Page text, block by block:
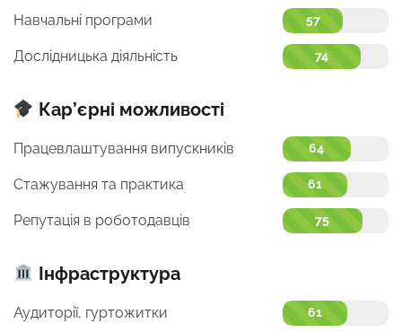
Навчальні програми 57
Дослідницька діяльність 74
Кар’єрні можливості
Працевлаштування випускників 64
Стажування та практика 61
Репутація в роботодавців 75
Інфраструктура
Аудиторії, гуртожитки 61